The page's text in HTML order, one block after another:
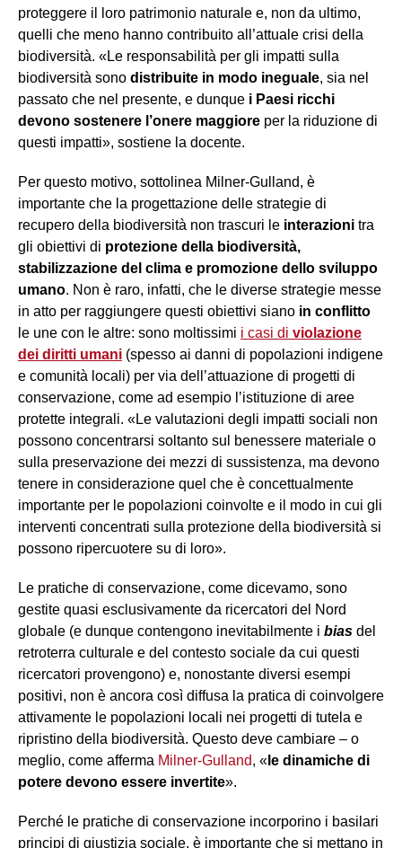
proteggere il loro patrimonio naturale e, non da ultimo,
quelli che meno hanno contribuito all’attuale crisi della
biodiversità. «Le responsabilità per gli impatti sulla
biodiversità sono distribuite in modo ineguale, sia nel
passato che nel presente, e dunque i Paesi ricchi
devono sostenere l’onere maggiore per la riduzione di
questi impatti», sostiene la docente.
Per questo motivo, sottolinea Milner-Gulland, è
importante che la progettazione delle strategie di
recupero della biodiversità non trascuri le interazioni tra
gli obiettivi di protezione della biodiversità,
stabilizzazione del clima e promozione dello sviluppo
umano. Non è raro, infatti, che le diverse strategie messe
in atto per raggiungere questi obiettivi siano in conflitto
le une con le altre: sono moltissimi i casi di violazione
dei diritti umani (spesso ai danni di popolazioni indigene
e comunità locali) per via dell’attuazione di progetti di
conservazione, come ad esempio l’istituzione di aree
protette integrali. «Le valutazioni degli impatti sociali non
possono concentrarsi soltanto sul benessere materiale o
sulla preservazione dei mezzi di sussistenza, ma devono
tenere in considerazione quel che è concettualmente
importante per le popolazioni coinvolte e il modo in cui gli
interventi concentrati sulla protezione della biodiversità si
possono ripercuotere su di loro».
Le pratiche di conservazione, come dicevamo, sono
gestite quasi esclusivamente da ricercatori del Nord
globale (e dunque contengono inevitabilmente i bias del
retroterra culturale e del contesto sociale da cui questi
ricercatori provengono) e, nonostante diversi esempi
positivi, non è ancora così diffusa la pratica di coinvolgere
attivamente le popolazioni locali nei progetti di tutela e
ripristino della biodiversità. Questo deve cambiare – o
meglio, come afferma Milner-Gulland, « le dinamiche di
potere devono essere invertite».
Perché le pratiche di conservazione incorporino i basilari
principi di giustizia sociale, è importante che si mettano in